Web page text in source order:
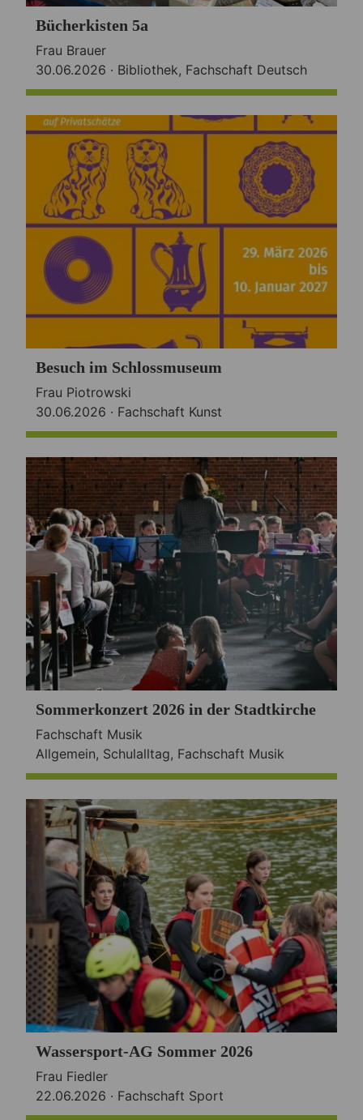
Bücherkisten 5a
Frau Brauer
30.06.2026 · Bibliothek, Fachschaft Deutsch
Besuch im Schlossmuseum
Frau Piotrowski
30.06.2026 · Fachschaft Kunst
Sommerkonzert 2026 in der Stadtkirche
Fachschaft Musik
Allgemein, Schulalltag, Fachschaft Musik
Wassersport-AG Sommer 2026
Frau Fiedler
22.06.2026 · Fachschaft Sport